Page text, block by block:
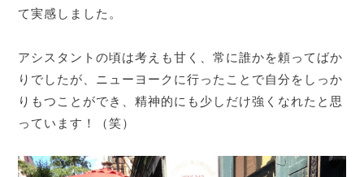
て実感しました。
アシスタントの頃は考えも甘く、常に誰かを頼ってばか
りでしたが、ニューヨークに行ったことで自分をしっか
りもつことができ、精神的にも少しだけ強くなれたと思
っています！（笑）